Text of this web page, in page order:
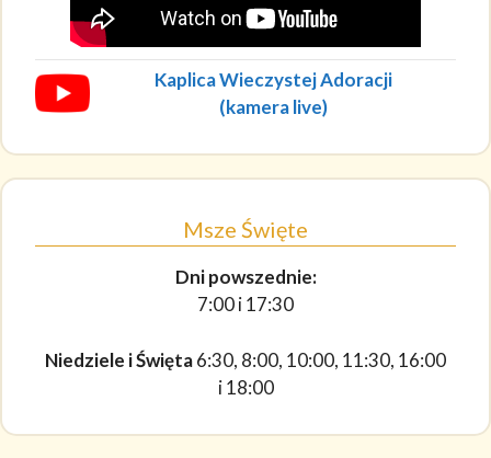
Kaplica Wieczystej Adoracji
(kamera live)
Msze Święte
Dni powszednie:
7:00 i 17:30
Niedziele i Święta6:30, 8:00, 10:00, 11:30, 16:00
i 18:00